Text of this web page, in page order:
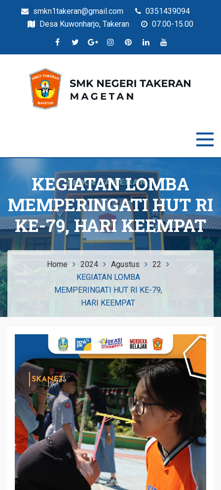
smkn1takeran@gmail.com
0351439094
Desa Kuwonharjo, Takeran
07.00-15.00
Situs Resmi SMKN Takeran
KEGIATAN LOMBA
MEMPERINGATI HUT RI
KE-79, HARI KEEMPAT
Home 2024 Agustus
22
KEGIATAN LOMBA
MEMPERINGATI HUT RI KE-79,
HARI KEEMPAT